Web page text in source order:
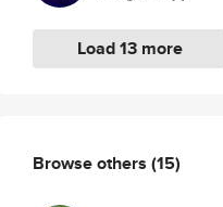
Load 13 more
Browse others (15)